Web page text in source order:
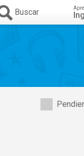
Buscar